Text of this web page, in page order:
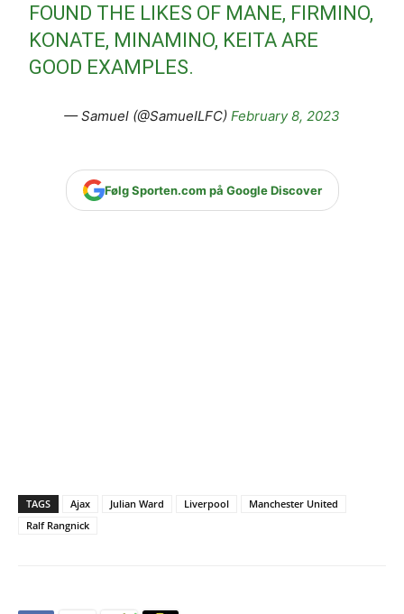
FOUND THE LIKES OF MANE, FIRMINO,
KONATE, MINAMINO, KEITA ARE
GOOD EXAMPLES.
— Samuel (@SamueILFC) February 8, 2023
Følg Sporten.com på Google Discover
TAGS Ajax Julian Ward Liverpool
Manchester United
Ralf Rangnick